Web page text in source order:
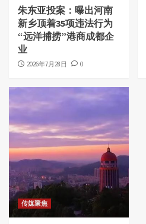
朱东亚投案：曝出河南
新乡顶着35项违法行为
“远洋捕捞”港商成都企
业
2026年7月28日 0
传媒聚焦